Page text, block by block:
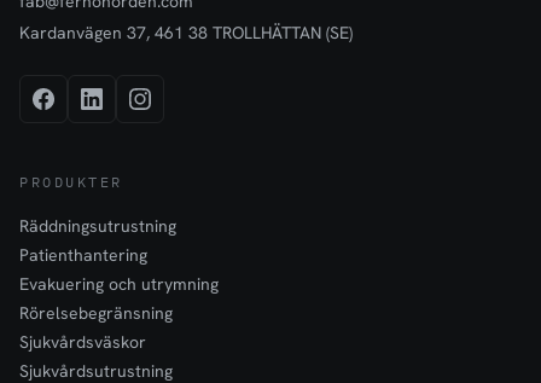
Kardanvägen 37, 461 38 TROLLHÄTTAN (SE)
PRODUKTER
Räddningsutrustning
Patienthantering
Evakuering och utrymning
Rörelsebegränsning
Sjukvårdsväskor
Sjukvårdsutrustning